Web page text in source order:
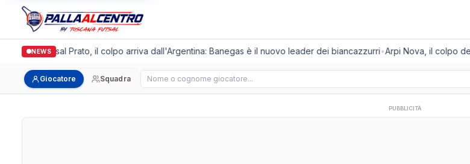
NEWS
Futsal Prato, il colpo arriva dall'Argentina: Banegas è il nuovo leader dei biancazzurri•Arpi Nova, il colpo
Giocatore Squadra Cerca giocatore
PUBBLICITÀ